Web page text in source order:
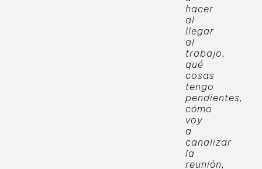
hacer
al
llegar
al
trabajo,
qué
cosas
tengo
pendientes,
cómo
voy
a
canalizar
la
reunión,